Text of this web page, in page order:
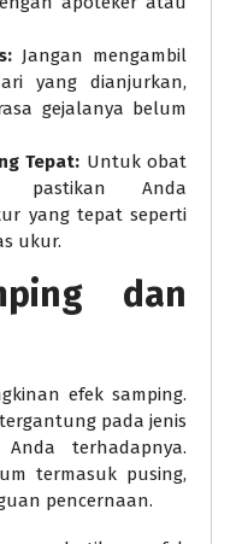
Jangan mengambil
yang dianjurkan,
gejalanya belum
Tepat: Untuk obat
Anda
yang tepat seperti
ukur.
dan
efek samping.
pada jenis
terhadapnya.
termasuk pusing,
pencernaan.